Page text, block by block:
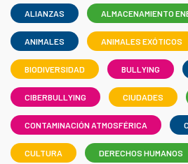
ALIANZAS ALMACENAMIENTO
ANIMALES ANIMALES EXÓTICOS
BIODIVERSIDAD BULLYING
CIBERBULLYING CIUDADES
CONTAMINACIÓN ATMOSFÉRICA
CULTURA DERECHOS HUMANOS